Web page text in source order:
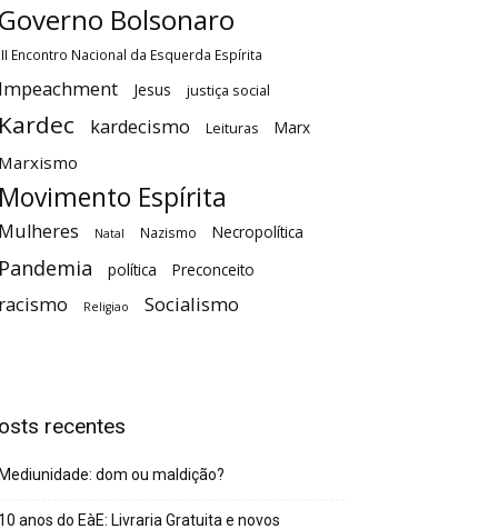
Bolsonaro
Encontro Nacional da Esquerda Espírita
Jesus justiça social
kardecismo Leituras Marx
Espírita
Natal Nazismo Necropolítica
política Preconceito
Religiao Socialismo
recentes
dom ou maldição?
anos do EàE: Livraria Gratuita e novos